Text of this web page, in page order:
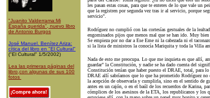
"Juanito Valderrama:Mi
España querida", nuevo libro
de Antonio Burgos
José Manuel. Benítez Ariza:
cítica del libro en "El Cultural"
("El Cultural" 1/5/2002)
Lea las primeras páginas del
libro,con algunas de sus 100
fotos
les pasan estas cosas, para que te enteres de lo que vale un
que la registren por segunda vez tras ir al servicio, porque
servicio".
Rodríguez no cumplió con las cortesías gestuales de la
engominados pijos que menos mal que se han ido. Muy bien
Se empieza por no dar a Ese Eme ni la cabezada ni el
si la lista de ministros la conocía Mariquita y toda la Villa
Nada de esto me preocupa. Lo que me inquieta es que allí,
guardar" la Constitución, y nadie se ha dado cuenta del
Constitución tenían que haber puesto el DRAE, total, para
DRAE allí sabríamos que lo que ha prometido Rodríguez no
la acepción de observarla y cumplirla, sino en el sentido de
antes en un cajón, o en el baúl de los recuerdos de Karina,
cómplices de los asesinos de la ETA, los republicanos y los